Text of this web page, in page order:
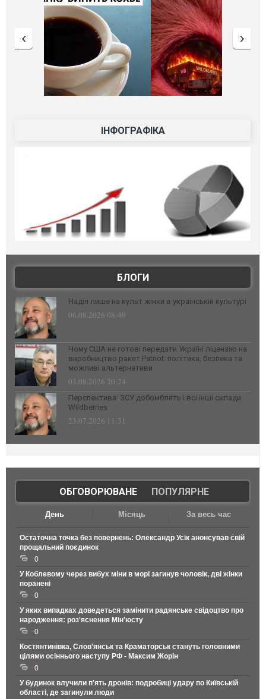
ІНФОГРАФІКА
БЛОГИ
Надія лише на культ жінки в українській культурі
06.08.2026 08:49
Чому США не готові передати Україні ліцензію на
виробництво ракет Patriot: політика, безпека та
можливі альтернативи
03.08.2026 20:24
Перспектива: ЗСУ добомблять і всі інші склади
Wildberries
23.07.2026 11:31
ОБГОВОРЮВАНЕ| ПОПУЛЯРНЕ
День Місяць За весь час
Остаточна точка без повернень: Олександр Усік анонсував свій
прощальний поєдинок
0
У Коблевому через вибух міни в морі загинув чоловік, дві жінки
поранені
0
У яких випадках доведеться замінити радянське свідоцтво про
народження: роз'яснення Мін'юсту
0
Костянтинівка, Слов'янськ та Краматорськ стануть головними
цілями осіннього наступу РФ - Максим Жорін
0
У будинок влучили п'ять дронів: подробиці удару по Київській
області, де загинули люди